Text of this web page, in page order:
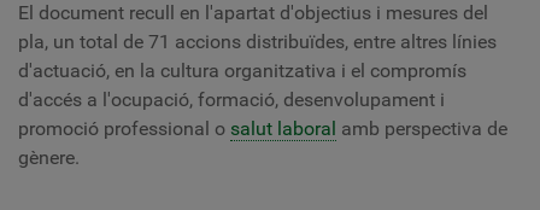
El document recull en l'apartat d'objectius i mesures del
pla, un total de 71 accions distribuïdes, entre altres línies
d'actuació, en la cultura organitzativa i el compromís
d'accés a l'ocupació, formació, desenvolupament i
promoció professional o salut laboral amb perspectiva de
gènere.